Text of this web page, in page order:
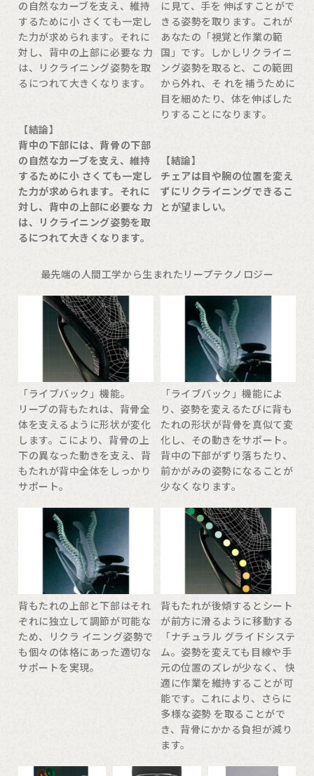
の自然なカーブを支え、維持
するために小 さくても一定し
た力が求められます。それに
対し、背中の上部に必要な 力
は、リクライニング姿勢を取
るにつれて大きくなります。
【結論】
背中の下部には、背骨の下部
の自然なカーブを支え、維持
するために小 さくても一定し
た力が求められます。それに
対し、背中の上部に必要な 力
は、リクライニング姿勢を取
るにつれて大きくなります。
に見て、手を 伸ばすことがで
きる姿勢を取ります。これが
あなたの「視覚と作業の範
国」です。しかしリクライニ
ング姿勢を取ると、この範囲
から外れ、そ れを補うために
目を細めたり、体を伸ばした
りすることになります。
【結論】
チェアは目や腕の位置を変え
ずにリクライニングできるこ
とが望ましい。
最先端の人間工学から生まれたリープテクノロジー
「ライブバック」機能。
リープの背もたれは、背骨全
体を支えるように形状が変化
します。こにより、背骨の上
下の異なった動きを支え、背
もたれが背中全体をしっかり
サポート。
「ライブバック」機能によ
り、姿勢を変えるたびに背も
たれの形状が背骨を真似て変
化し、その動きをサポート。
背中の下部がずり落ちたり、
前かがみの姿勢になることが
少なくなります。
背もたれの上部と下部はそれ
ぞれに独立して調節が可能な
ため、リクラ イニング姿勢で
も個々の体格にあった適切な
サポートを実現。
背もたれが後傾するとシート
が前方に滑るように移動する
「ナチュラル グライドシステ
ム。姿勢を変えても目線や手
元の位置のズレが少なく、 快
適に作業を維持することが可
能です。これにより、さらに
多様な姿勢 を取ることがで
き、背骨にかかる負担が減り
ます。